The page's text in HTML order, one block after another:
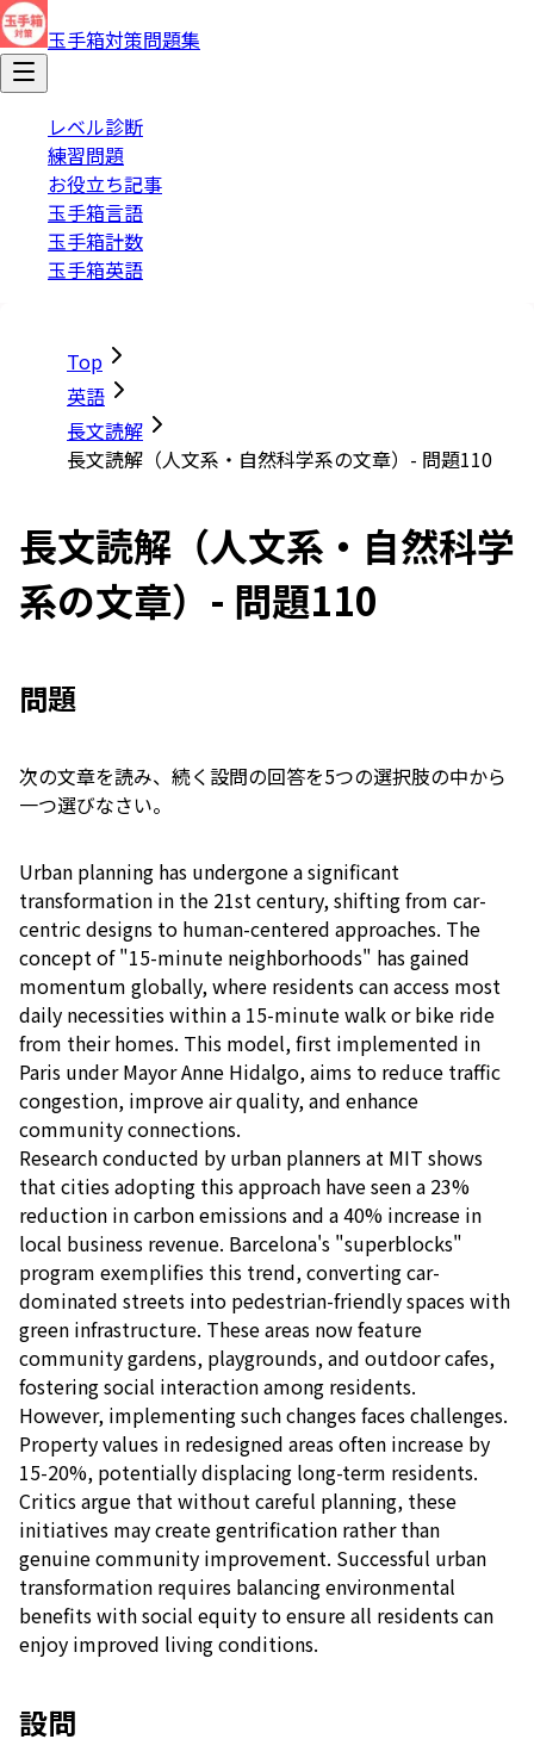
玉手箱対策問題集
レベル診断
練習問題
お役立ち記事
玉手箱言語
玉手箱計数
玉手箱英語
Top
英語
長文読解
長文読解（人文系・自然科学系の文章）- 問題110
長文読解（人文系・自然科学
系の文章）- 問題110
問題
次の文章を読み、続く設問の回答を5つの選択肢の中から
一つ選びなさい。
Urban planning has undergone a significant
transformation in the 21st century, shifting from car-
centric designs to human-centered approaches. The
concept of "15-minute neighborhoods" has gained
momentum globally, where residents can access most
daily necessities within a 15-minute walk or bike ride
from their homes. This model, first implemented in
Paris under Mayor Anne Hidalgo, aims to reduce traffic
congestion, improve air quality, and enhance
community connections.
Research conducted by urban planners at MIT shows
that cities adopting this approach have seen a 23%
reduction in carbon emissions and a 40% increase in
local business revenue. Barcelona's "superblocks"
program exemplifies this trend, converting car-
dominated streets into pedestrian-friendly spaces with
green infrastructure. These areas now feature
community gardens, playgrounds, and outdoor cafes,
fostering social interaction among residents.
However, implementing such changes faces challenges.
Property values in redesigned areas often increase by
15-20%, potentially displacing long-term residents.
Critics argue that without careful planning, these
initiatives may create gentrification rather than
genuine community improvement. Successful urban
transformation requires balancing environmental
benefits with social equity to ensure all residents can
enjoy improved living conditions.
設問